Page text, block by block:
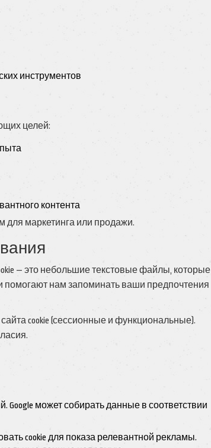
инструментов
целей:
контента
для маркетинга или продажи.
— это небольшие текстовые файлы, которые
нам запоминать ваши предпочтения
cookie (сессионные и функциональные).
может собирать данные в соответствии
cookie для показа релевантной рекламы.